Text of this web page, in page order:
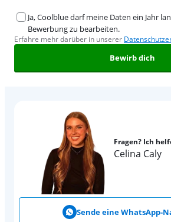
Ja, Coolblue darf meine Daten ein Jahr
Bewerbung zu bearbeiten.
Erfahre mehr darüber in unserer
Bewirb dich
Fragen? Ich
Celina Caly
Sende eine WhatsApp-